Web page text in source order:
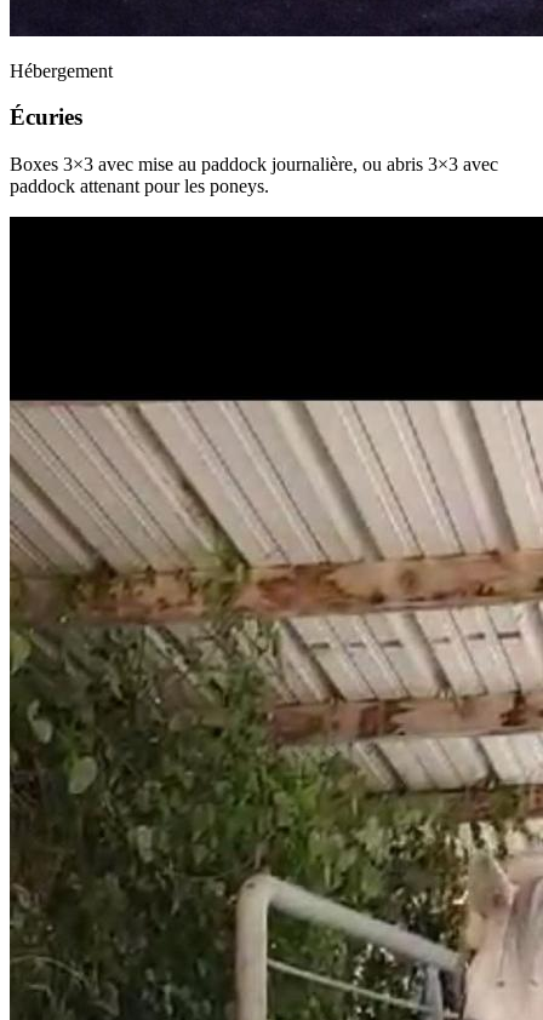
Hébergement
Écuries
Boxes 3×3 avec mise au paddock journalière, ou abris 3×3 avec
paddock attenant pour les poneys.